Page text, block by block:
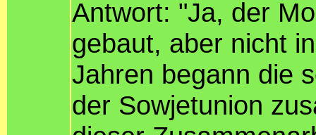
Antwort: "Ja, der
gebaut, aber nicht
Jahren begann die
der Sowjetunion